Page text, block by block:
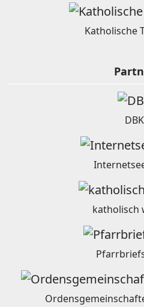
Katholische
DBK
katholisch